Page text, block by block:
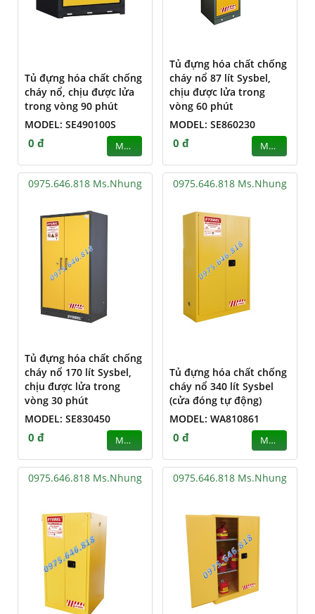
Tủ đựng hóa chất chống
cháy nổ, chịu được lửa
trong vòng 90 phút
MODEL: SE490100S
0 đ MUA
Tủ đựng hóa chất chống
cháy nổ 87 lít Sysbel,
chịu được lửa trong
vòng 60 phút
MODEL: SE860230
0 đ MUA
0975.646.818 Ms.Nhung
Tủ đựng hóa chất chống
cháy nổ 170 lít Sysbel,
chịu được lửa trong
vòng 30 phút
MODEL: SE830450
0 đ MUA
0975.646.818 Ms.Nhung
Tủ đựng hóa chất chống
cháy nổ 340 lít Sysbel
(cửa đóng tự động)
MODEL: WA810861
0 đ MUA
0975.646.818 Ms.Nhung 0975.646.818 Ms.Nhung